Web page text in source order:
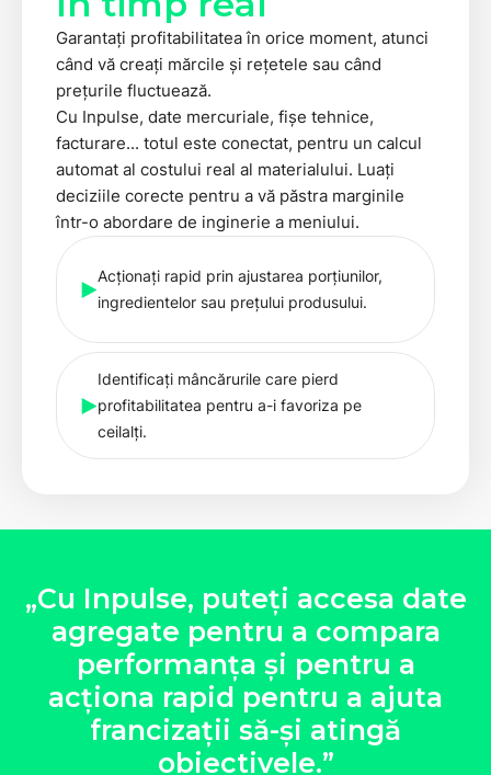
Garantați profitabilitatea în orice moment, atunci
când vă creați mărcile și rețetele sau când
prețurile fluctuează.
Cu Inpulse, date mercuriale, fișe tehnice,
facturare... totul este conectat, pentru un calcul
automat al costului real al materialului. Luați
deciziile corecte pentru a vă păstra marginile
într-o abordare de inginerie a meniului.
Acționați rapid prin ajustarea porțiunilor,
ingredientelor sau prețului produsului.
Identificați mâncărurile care pierd
profitabilitatea pentru a-i favoriza pe
ceilalți.
„Cu Inpulse, puteți accesa date
agregate pentru a compara
performanța și pentru a
acționa rapid pentru a ajuta
francizații să-și atingă
obiectivele.”